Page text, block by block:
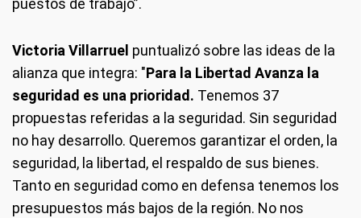
puestos de trabajo”.
Victoria Villarruel puntualizó sobre las ideas de la
alianza que integra: "Para la Libertad Avanza la
seguridad es una prioridad. Tenemos 37
propuestas referidas a la seguridad. Sin seguridad
no hay desarrollo. Queremos garantizar el orden, la
seguridad, la libertad, el respaldo de sus bienes.
Tanto en seguridad como en defensa tenemos los
presupuestos más bajos de la región. No nos